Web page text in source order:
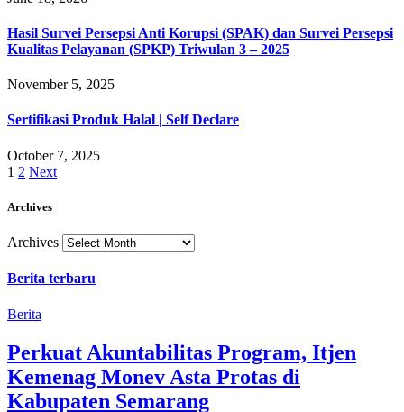
Hasil Survei Persepsi Anti Korupsi (SPAK) dan Survei Persepsi
Kualitas Pelayanan (SPKP) Triwulan 3 – 2025
November 5, 2025
Sertifikasi Produk Halal | Self Declare
October 7, 2025
1 2 Next
Archives
Archives
Berita terbaru
Berita
Perkuat Akuntabilitas Program, Itjen
Kemenag Monev Asta Protas di
Kabupaten Semarang